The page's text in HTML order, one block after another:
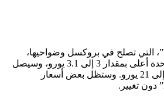
بالنسبة إلى “Brupass XL”، التي تصلح في بروكسل وضواحيها،
ستكون تكلفة الرحلة الواحدة أعلى بمقدار 3 إلى 3.1 يورو، وسيصل
سعر تذكرة عشر رحلات إلى 21 يورو. وستظل بعض أسعار